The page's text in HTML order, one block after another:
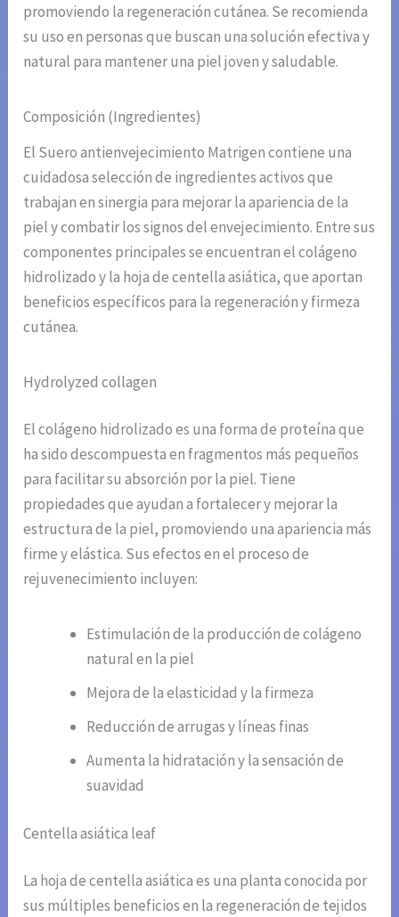
promoviendo la regeneración cutánea. Se recomienda
su uso en personas que buscan una solución efectiva y
natural para mantener una piel joven y saludable.
Composición (Ingredientes)
El Suero antienvejecimiento Matrigen contiene una
cuidadosa selección de ingredientes activos que
trabajan en sinergia para mejorar la apariencia de la
piel y combatir los signos del envejecimiento. Entre sus
componentes principales se encuentran el colágeno
hidrolizado y la hoja de centella asiática, que aportan
beneficios específicos para la regeneración y firmeza
cutánea.
Hydrolyzed collagen
El colágeno hidrolizado es una forma de proteína que
ha sido descompuesta en fragmentos más pequeños
para facilitar su absorción por la piel. Tiene
propiedades que ayudan a fortalecer y mejorar la
estructura de la piel, promoviendo una apariencia más
firme y elástica. Sus efectos en el proceso de
rejuvenecimiento incluyen:
Estimulación de la producción de colágeno
natural en la piel
Mejora de la elasticidad y la firmeza
Reducción de arrugas y líneas finas
Aumenta la hidratación y la sensación de
suavidad
Centella asiática leaf
La hoja de centella asiática es una planta conocida por
sus múltiples beneficios en la regeneración de tejidos